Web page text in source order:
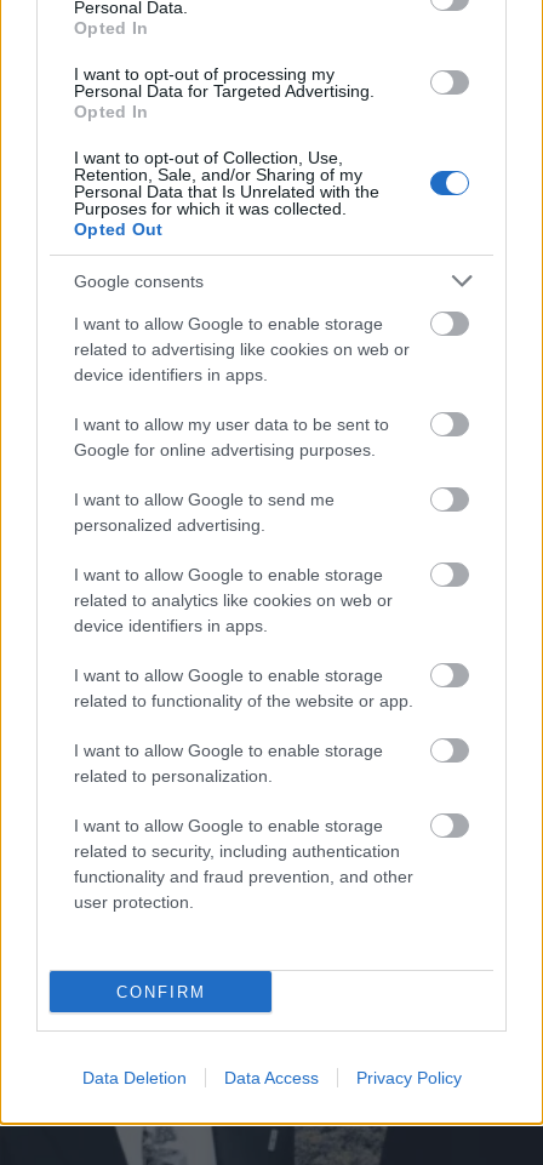
Personal Data.
Opted In
I want to opt-out of processing my
Personal Data for Targeted Advertising.
Opted In
I want to opt-out of Collection, Use,
Retention, Sale, and/or Sharing of my
Personal Data that Is Unrelated with the
Purposes for which it was collected.
Opted Out
Google consents
I want to allow Google to enable storage
related to advertising like cookies on web or
device identifiers in apps.
I want to allow my user data to be sent to
Google for online advertising purposes.
I want to allow Google to send me
personalized advertising.
I want to allow Google to enable storage
related to analytics like cookies on web or
device identifiers in apps.
I want to allow Google to enable storage
related to functionality of the website or app.
I want to allow Google to enable storage
related to personalization.
I want to allow Google to enable storage
related to security, including authentication
functionality and fraud prevention, and other
user protection.
CONFIRM
Data Deletion Data Access Privacy Policy
ΕΥΡΩΠΗ
Τι προβλέπει το τουριστικό σχέδιο Κούσνερ
στην Αλβανία και γιατί προκαλεί αντιδράσεις
ΚΟΣΜΟΣ
Αλβανία: Διαδηλώσεις κατά τουριστικού
θέρετρου